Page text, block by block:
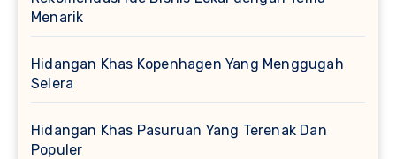
Menarik
Hidangan Khas Kopenhagen Yang Menggugah
Selera
Hidangan Khas Pasuruan Yang Terenak Dan
Populer